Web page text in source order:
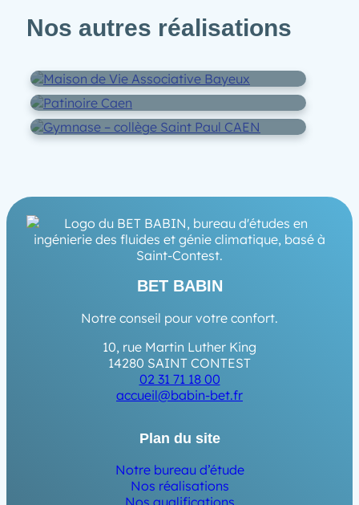
Nos autres réalisations
Associative
Patinoire
CAEN
collège Saint
Paul
CAEN
BET BABIN
Notre conseil pour votre confort.
10, rue Martin Luther King
14280 SAINT CONTEST
02 31 71 18 00
accueil@babin-bet.fr
Plan du site
Notre bureau d’étude
Nos réalisations
Nos qualifications